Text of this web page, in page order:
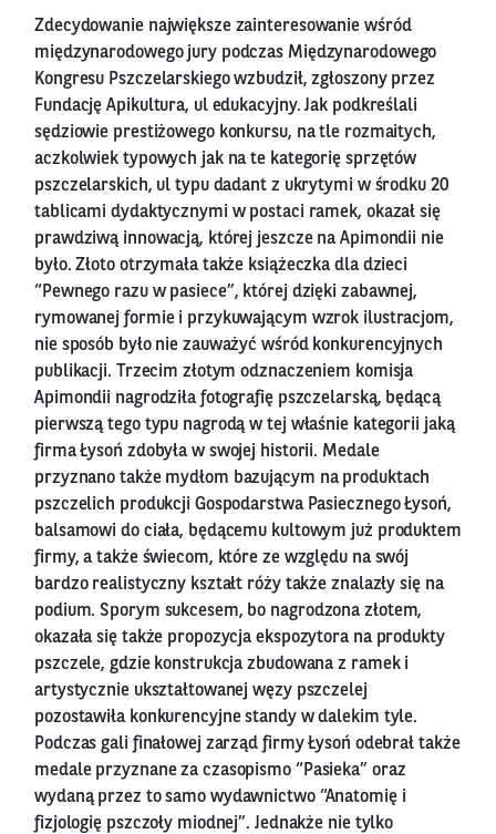
Zdecydowanie największe zainteresowanie wśród
międzynarodowego jury podczas Międzynarodowego
Kongresu Pszczelarskiego wzbudził, zgłoszony przez
Fundację Apikultura, ul edukacyjny. Jak podkreślali
sędziowie prestiżowego konkursu, na tle rozmaitych,
aczkolwiek typowych jak na te kategorię sprzętów
pszczelarskich, ul typu dadant z ukrytymi w środku 20
tablicami dydaktycznymi w postaci ramek, okazał się
prawdziwą innowacją, której jeszcze na Apimondii nie
było. Złoto otrzymała także książeczka dla dzieci
“Pewnego razu w pasiece”, której dzięki zabawnej,
rymowanej formie i przykuwającym wzrok ilustracjom,
nie sposób było nie zauważyć wśród konkurencyjnych
publikacji. Trzecim złotym odznaczeniem komisja
Apimondii nagrodziła fotografię pszczelarską, będącą
pierwszą tego typu nagrodą w tej właśnie kategorii jaką
firma Łysoń zdobyła w swojej historii. Medale
przyznano także mydłom bazującym na produktach
pszczelich produkcji Gospodarstwa Pasiecznego Łysoń,
balsamowi do ciała, będącemu kultowym już produktem
firmy, a także świecom, które ze względu na swój
bardzo realistyczny kształt róży także znalazły się na
podium. Sporym sukcesem, bo nagrodzona złotem,
okazała się także propozycja ekspozytora na produkty
pszczele, gdzie konstrukcja zbudowana z ramek i
artystycznie ukształtowanej węzy pszczelej
pozostawiła konkurencyjne standy w dalekim tyle.
Podczas gali finałowej zarząd firmy Łysoń odebrał także
medale przyznane za czasopismo “Pasieka” oraz
wydaną przez to samo wydawnictwo “Anatomię i
fizjologię pszczoły miodnej”. Jednakże nie tylko